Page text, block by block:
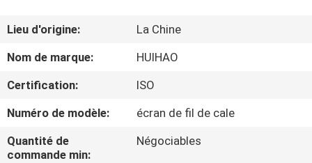
PROPOS
DE
NOUS
VISITE
DE
Lieu d'origine:
La Chine
Nom de marque:
HUIHAO
Certification:
ISO
Numéro de modèle:
écran de fil de cale
Quantité de
commande min:
Négociables